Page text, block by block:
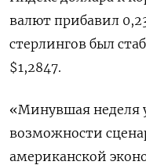
валют прибавил
стерлингов был
$1,2847​.
«Минувшая неделя
возможности
американской